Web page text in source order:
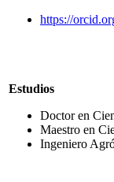
https://
Estudios
Doctor en
Maestro en
Ingeniero